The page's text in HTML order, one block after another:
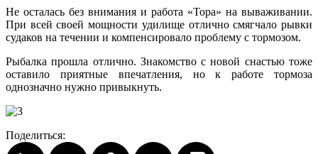
Не осталась без внимания и работа «Тора» на вываживании.
При всей своей мощности удилище отлично смягчало рывки
судаков на течении и компенсировало проблему с тормозом.
Рыбалка прошла отлично. Знакомство с новой снастью тоже
оставило приятные впечатления, но к работе тормоза
однозначно нужно привыкнуть.
Поделиться: